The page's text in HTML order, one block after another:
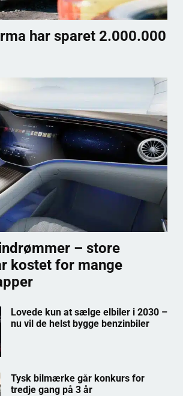
har sparet 2.000.000
– store
kostet for mange
Lovede kun at sælge elbiler i 2030 –
nu vil de helst bygge benzinbiler
Tysk bilmærke går konkurs for
tredje gang på 3 år